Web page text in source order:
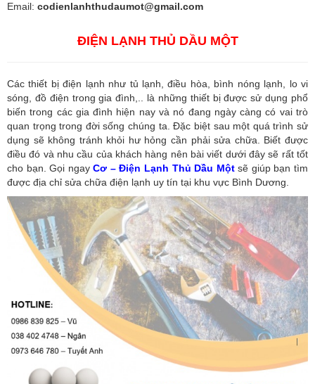
Email: codienlanhthudaumot@gmail.com
ĐIỆN LẠNH THỦ DẦU MỘT
Các thiết bị điện lạnh như tủ lạnh, điều hòa, bình nóng lạnh, lo vi
sóng, đồ điện trong gia đình,.. là những thiết bị được sử dụng phổ
biến trong các gia đình hiện nay và nó đang ngày càng có vai trò
quan trọng trong đời sống chúng ta. Đặc biệt sau một quá trình sử
dụng sẽ không tránh khỏi hư hỏng cần phải sửa chữa. Biết được
điều đó và nhu cầu của khách hàng nên bài viết dưới đây sẽ rất tốt
cho bạn. Gọi ngayCơ – Điện Lạnh Thủ Dầu Một sẽ giúp bạn tìm
được địa chỉ sửa chữa điện lạnh uy tín tại khu vực Bình Dương.